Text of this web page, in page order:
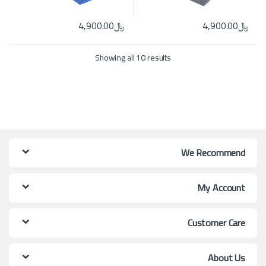
﷼4,900.00
has multiple variants. The options may be chosen on the product page
﷼4,900.00
be chosen on the product page
Showing all 10 results
We Recommend
My Account
Customer Care
About Us